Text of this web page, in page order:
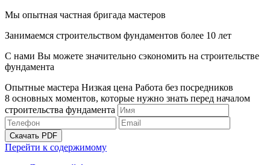
Мы опытная частная бригада мастеров
Занимаемся строительством фундаментов более 10 лет
С нами Вы можете значительно сэкономить на строительстве
фундамента
Опытные мастера Низкая цена Работа без посредников
8 основных моментов, которые нужно знать перед началом
строительства фундамента
Скачать PDF
Перейти к содержимому